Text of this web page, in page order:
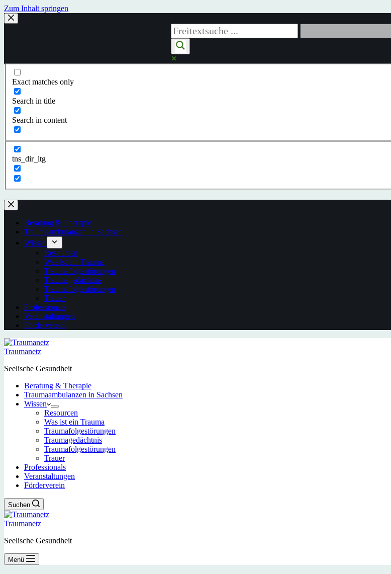
Zum Inhalt springen
Exact matches only
Search in title
Search in content
tns_dir_ltg
Beratung & Therapie
Traumaambulanzen in Sachsen
Wissen
Resourcen
Was ist ein Trauma
Traumafolgestörungen
Traumagedächtnis
Traumafolgestörungen
Trauer
Professionals
Veranstaltungen
Förderverein
Traumanetz
Seelische Gesundheit
Beratung & Therapie
Traumaambulanzen in Sachsen
Wissen
Resourcen
Was ist ein Trauma
Traumafolgestörungen
Traumagedächtnis
Traumafolgestörungen
Trauer
Professionals
Veranstaltungen
Förderverein
Suchen
Traumanetz
Seelische Gesundheit
Menü